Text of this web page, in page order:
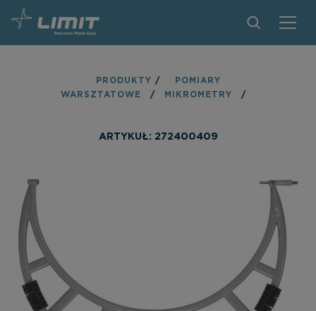
PRODUKTY
ZOSTAŃ PARTNEREM
PRODUKTY /
POMIARY
WARSZTATOWE
/ MIKROMETRY /
ARTYKUŁ: 272400409